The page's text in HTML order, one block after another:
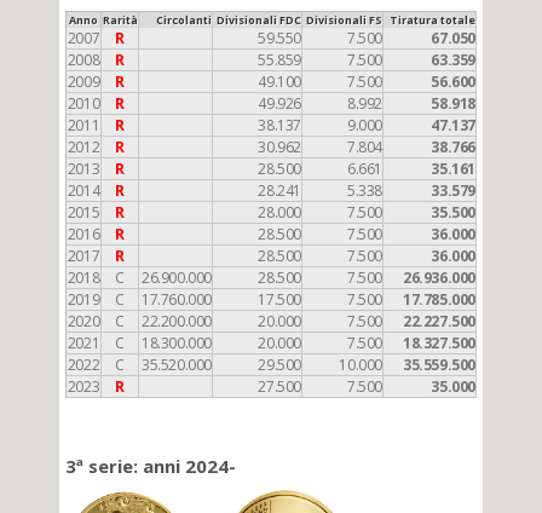
Anno Rarità Circolanti Divisionali FDC Divisionali FS Tiratura totale
2007 R 59.550 7.500
67.050
2008
R 55.859 7.500
63.359
2009
R 49.100 7.500
56.600
2010
R 49.926 8.992
58.918
2011
R 38.137 9.000
47.137
2012
R 30.962 7.804
38.766
2013
R 28.500 6.661
35.161
2014
R 28.241 5.338
33.579
2015
R 28.000 7.500
35.500
2016
R 28.500 7.500
36.000
2017
R 28.500 7.500
36.000
2018
C 26.900.000 28.500 7.500
26.936.000
2019
C 17.760.000 17.500 7.500
17.785.000
2020
C 22.200.000 20.000 7.500
22.227.500
2021
C 18.300.000 20.000 7.500
18.327.500
2022
C 35.520.000 29.500 10.000
35.559.500
2023
R 27.500 7.500 35.000
3ª serie: anni 2024-